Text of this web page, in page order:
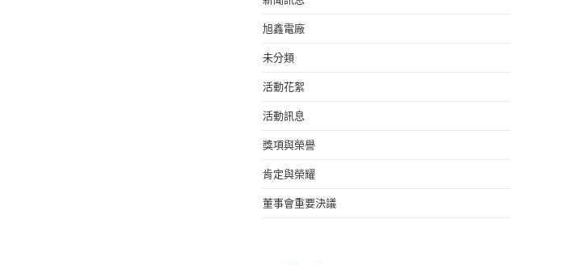
旭鑫電廠
未分類
活動花絮
活動訊息
獎項與榮譽
肯定與榮耀
董事會重要決議